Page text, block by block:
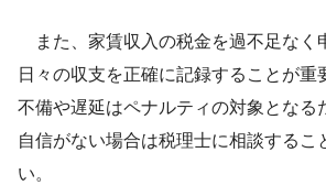
また、家賃収入の税金を過不足なく
日々の収支を正確に記録することが重
不備や遅延はペナルティの対象となる
自信がない場合は税理士に相談するこ
い。